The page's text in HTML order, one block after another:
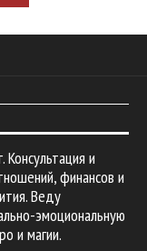
Консультация и
финансов и
Веду
эмоциональную
и магии.